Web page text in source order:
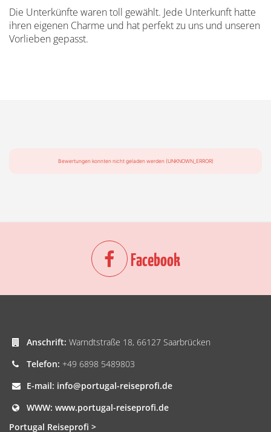
Die Unterkünfte waren toll gewählt. Jede Unterkunft hatte
ihren eigenen Charme und hat perfekt zu uns und unseren
Vorlieben gepasst.
Bewertungen konnten nicht geladen werden (UNKNOWN_ERROR)
Facebook
Anschrift: Warndtstraße 18, 66127 Saarbrücken
Telefon: +49 6898 5489803
E-mail: info@portugal-reiseprofi.de
WWW: www.portugal-reiseprofi.de
Portugal Reiseprofi >